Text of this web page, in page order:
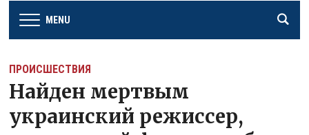
MENU
ПРОИСШЕСТВИЯ
Найден мертвым
украинский режиссер,